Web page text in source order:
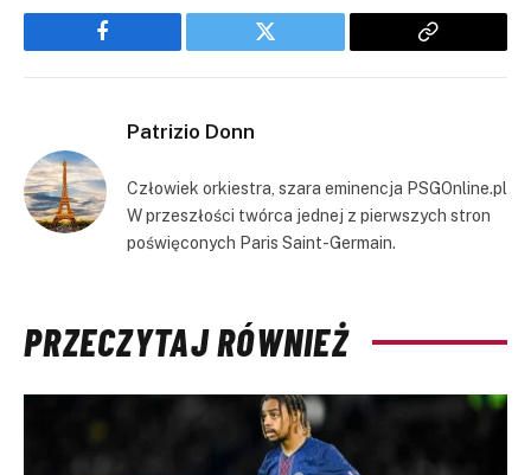
Facebook Twitter
Copy
Patrizio Donn
Człowiek orkiestra, szara eminencja PSGOnline.pl
W przeszłości twórca jednej z pierwszych stron
poświęconych Paris Saint-Germain.
PRZECZYTAJ RÓWNIEŻ